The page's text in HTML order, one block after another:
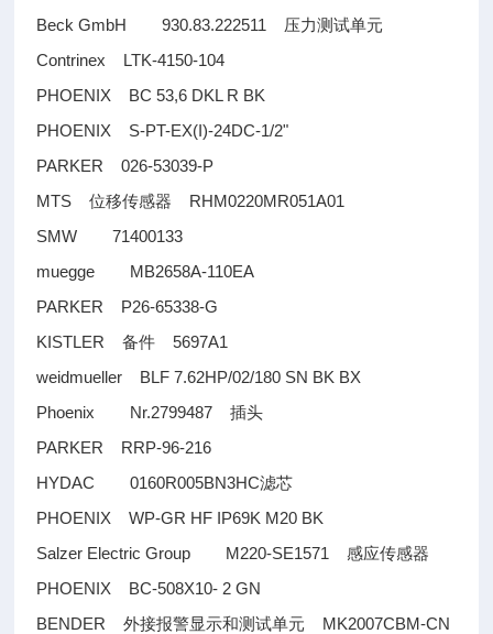
Beck GmbH 930.83.222511 压力测试单元
Contrinex LTK-4150-104
PHOENIX BC 53,6 DKL R BK
PHOENIX S-PT-EX(I)-24DC-1/2"
PARKER 026-53039-P
MTS位移传感器
RHM0220MR051A01
SMW 71400133
muegge MB2658A-110EA
PARKER P26-65338-G
KISTLER备件 5697A1
weidmueller BLF 7.62HP/02/180 SN BK BX
Phoenix Nr.2799487插头
PARKER RRP-96-216
HYDAC 0160R005BN3HC滤芯
PHOENIX WP-GR HF IP69K M20 BK
Salzer Electric Group M220-SE1571感应传感器
PHOENIX BC-508X10- 2 GN
BENDER外接报警显示和测试单元 MK2007CBM-CN